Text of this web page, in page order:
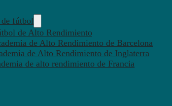
de fútbol
de Alto Rendimiento
de Alto Rendimiento de Barcelona
de Alto Rendimiento de Inglaterra
de alto rendimiento de Francia